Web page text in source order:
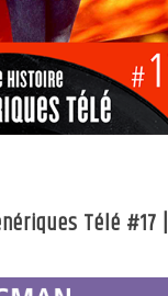
Télé #17 |